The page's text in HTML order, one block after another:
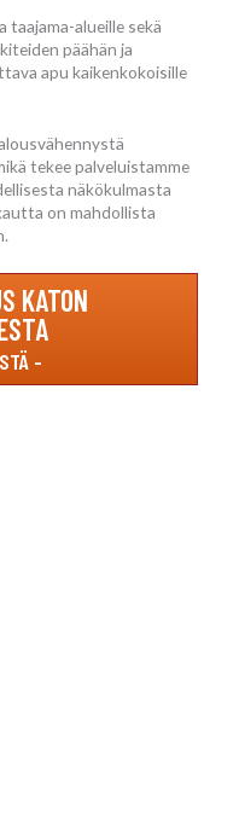
alueille sekä
päähän ja
apu kaikenkokoisille
tekee palveluistamme
näkökulmasta
on mahdollista
KATON